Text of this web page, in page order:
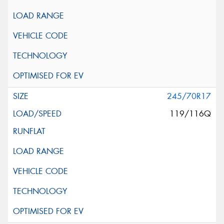
245/70R17
119/116Q